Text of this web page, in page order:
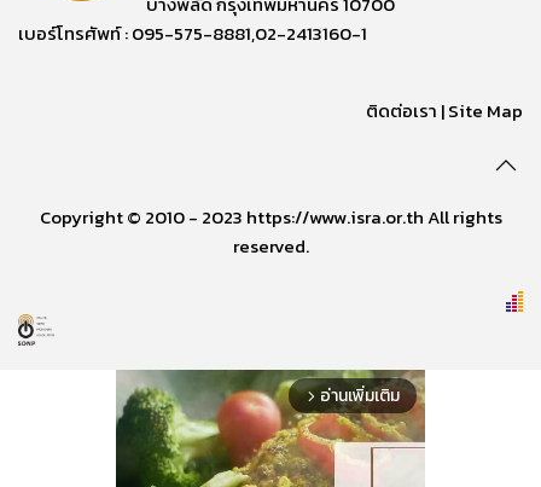
เบอร์โทรศัพท์ : 095-575-8881,02-2413160-1
ติดต่อเรา |Site Map
Copyright © 2010 - 2023 https://www.isra.or.th All rights
reserved.
arrow_forward_ios อ่านเพิ่มเติม